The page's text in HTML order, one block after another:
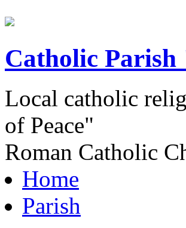
Catholic Parish
Local catholic
of Peace"
Roman Catholic
Home
Parish